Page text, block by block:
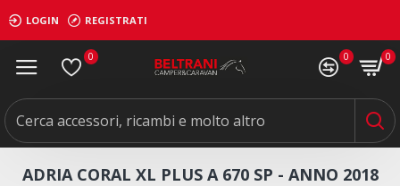
LOGIN REGISTRATI
0 0 0
ADRIA CORAL XL PLUS A 670 SP - ANNO 2018